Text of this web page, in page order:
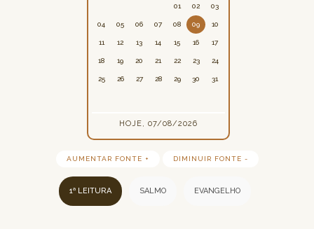
01 02 03
04 05 06 07 08 09 10
11 12 13 14 15 16 17
18 19 20 21 22 23 24
25 26 27 28 29 30 31
HOJE, 07/08/2026
AUMENTAR FONTE + DIMINUIR FONTE -
1ª LEITURA SALMO EVANGELHO